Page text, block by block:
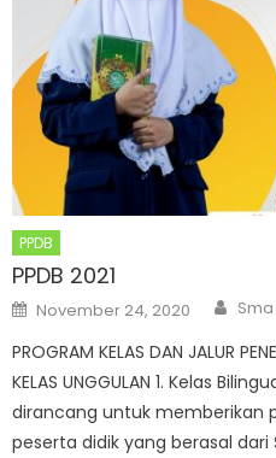
PPDB
PPDB 2021
Posted
on
November 24, 2020
PROGRAM KELAS DAN JALUR
KELAS UNGGULAN 1. Kelas
dirancang untuk memberikan
peserta didik yang berasal dari